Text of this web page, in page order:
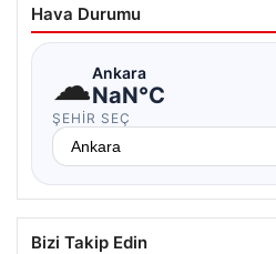
Hava Durumu
☁Ankara
NaN°C
ŞEHIR SEÇ
Bizi Takip Edin